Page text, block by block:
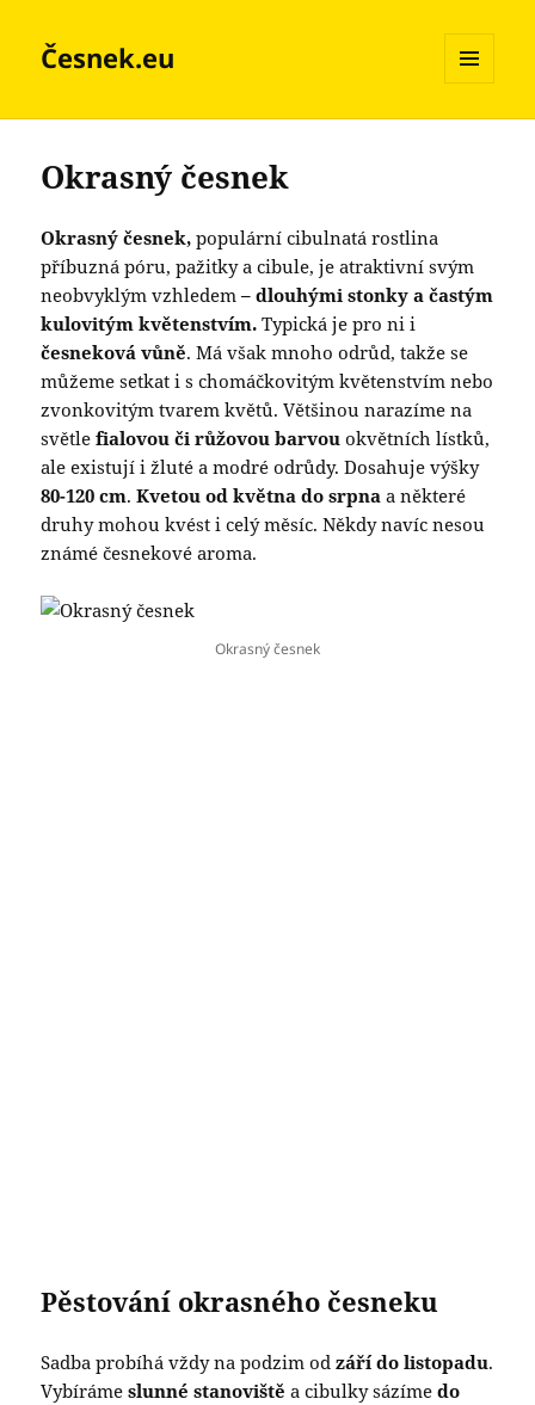
Česnek.eu
A
Okrasný česnek
Okrasný česnek,populární cibulnatá rostlina
příbuzná póru, pažitky a cibule, je atraktivní svým
neobvyklým vzhledem– dlouhými stonky a častým
kulovitým květenstvím. Typická je pro ni i
česneková vůně. Má však mnoho odrůd, takže se
můžeme setkat i s chomáčkovitým květenstvím nebo
zvonkovitým tvarem květů. Většinou narazíme na
světlefialovou či růžovou barvou okvětních lístků,
ale existují i žluté a modré odrůdy. Dosahuje výšky
80-120 cm.Kvetou od května do srpna a některé
druhy mohou kvést i celý měsíc. Někdy navíc nesou
známé česnekové aroma.
Okrasný česnek
Pěstování okrasného česneku
Sadba probíhá vždy na podzim od září do listopadu.
Vybírámeslunné stanoviště a cibulky sázímedo